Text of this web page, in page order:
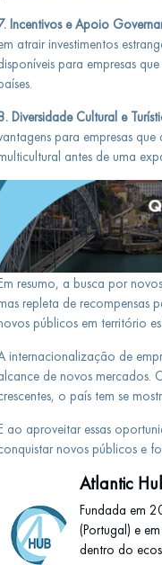
Incentivos e Apoio
atrair investimentos
para empresas
Diversidade Cultural e
para empresas
antes de uma
resumo, a busca por
repleta de recompensas
públicos em território
internacionalização de
de novos mercados.
o país tem se
ao aproveitar essas
novos públicos e
Atlantic
Fundada em
(Portugal) e
dentro do